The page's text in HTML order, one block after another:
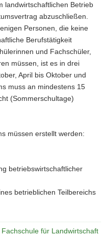
landwirtschaftlichen Betrieb
abzuschließen.
Personen, die keine
Berufstätigkeit
und Fachschüler,
müssen, ist es in drei
April bis Oktober und
muss an mindestens 15
(Sommerschultage)
müssen erstellt werden:
betriebswirtschaftlicher
betrieblichen Teilbereichs
für Landwirtschaft